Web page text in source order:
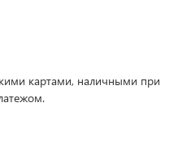
картами, наличными при